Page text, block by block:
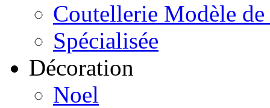
Coutellerie Modèle de
Spécialisée
Décoration
Noel